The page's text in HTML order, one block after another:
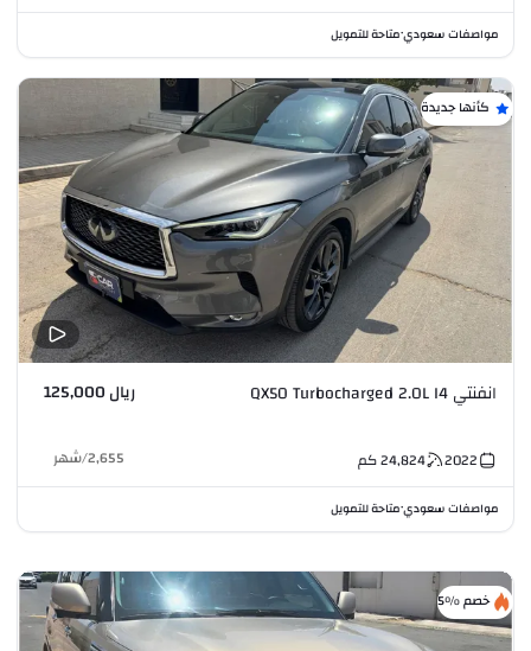
مواصفات سعودي•متاحة للتمويل
كأنها جديدة
انفنتي QX50 Turbocharged 2.0L I4 ريال 125,000
2022
24,824كم 2,655
/شهر
مواصفات سعودي•متاحة للتمويل
خصم %5